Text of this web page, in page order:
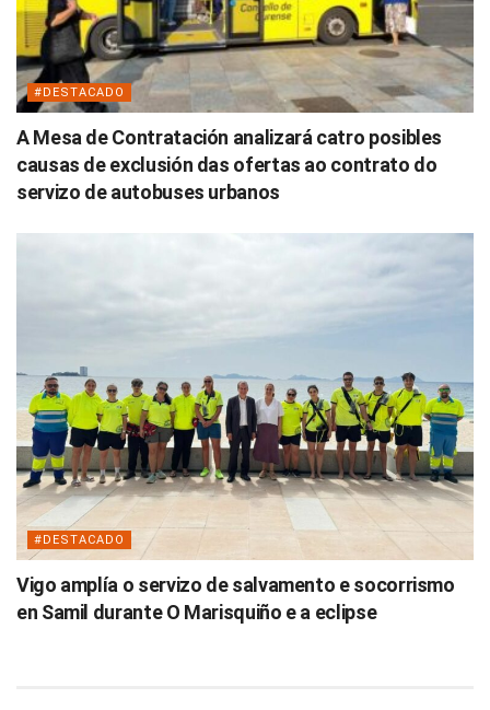
#DESTACADO
A Mesa de Contratación analizará catro posibles
causas de exclusión das ofertas ao contrato do
servizo de autobuses urbanos
#DESTACADO
Vigo amplía o servizo de salvamento e socorrismo
en Samil durante O Marisquiño e a eclipse